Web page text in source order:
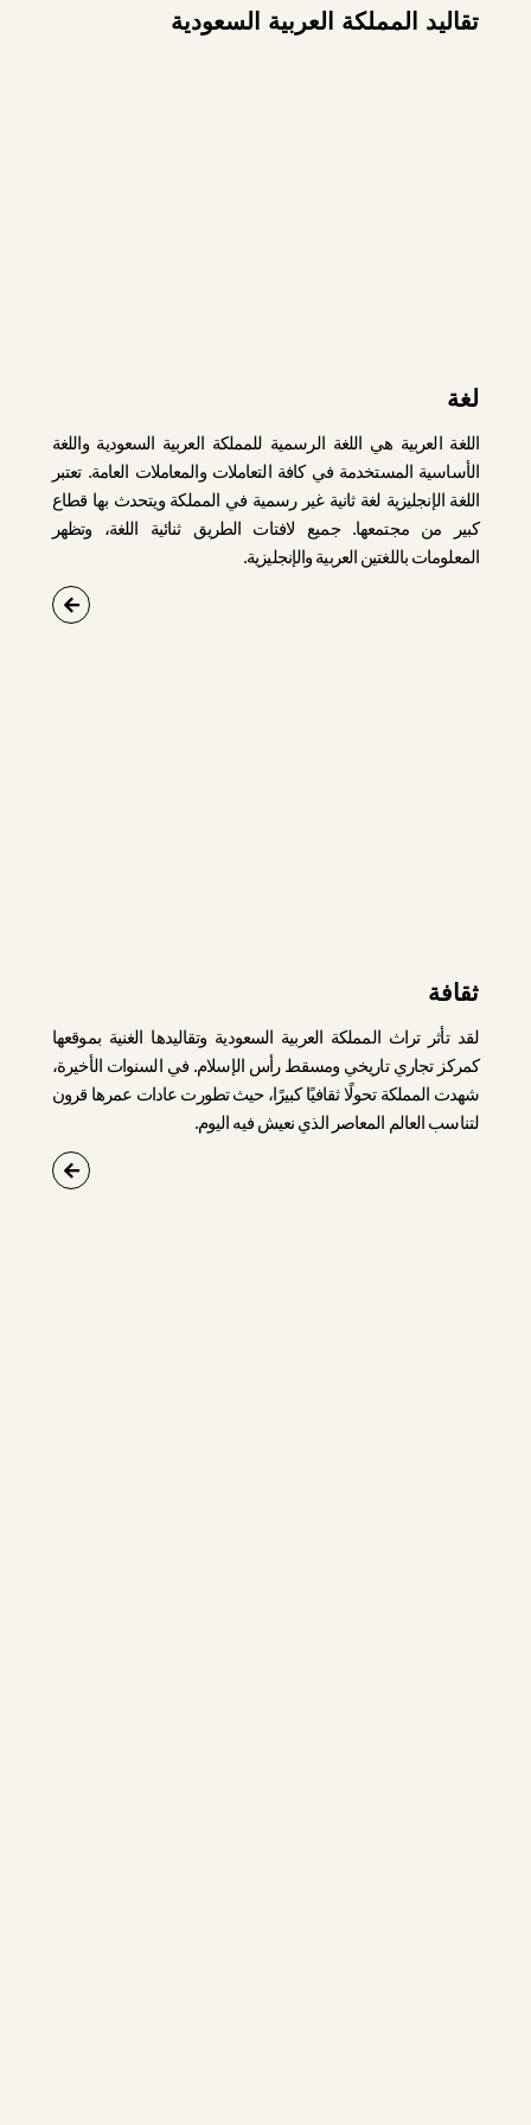
تقاليد المملكة العربية السعودية
لغة
اللغة العربية هي اللغة الرسمية للمملكة العربية السعودية واللغة
الأساسية المستخدمة في كافة التعاملات والمعاملات العامة. تعتبر
اللغة الإنجليزية لغة ثانية غير رسمية في المملكة ويتحدث بها قطاع
كبير من مجتمعها. جميع لافتات الطريق ثنائية اللغة، وتظهر
المعلومات باللغتين العربية والإنجليزية.
ثقافة
لقد تأثر تراث المملكة العربية السعودية وتقاليدها الغنية بموقعها
كمركز تجاري تاريخي ومسقط رأس الإسلام. في السنوات الأخيرة،
شهدت المملكة تحولًا ثقافيًا كبيرًا، حيث تطورت عادات عمرها قرون
لتناسب العالم المعاصر الذي نعيش فيه اليوم.